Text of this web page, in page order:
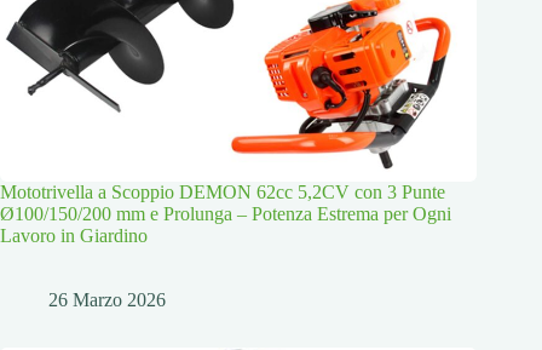
Mototrivella a Scoppio DEMON 62cc 5,2CV con 3 Punte
Ø100/150/200 mm e Prolunga – Potenza Estrema per Ogni
Lavoro in Giardino
26 Marzo 2026